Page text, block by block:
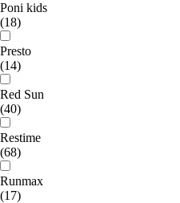
Poni kids
(18)
Presto
(14)
Red Sun
(40)
Restime
(68)
Runmax
(17)